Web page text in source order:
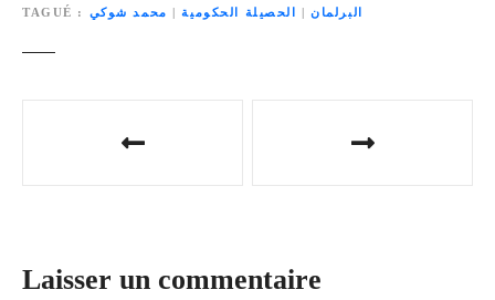
TAGUÉ
البرلمان| الحصيلة الحكومية| محمد شوكي
Laisser un commentaire